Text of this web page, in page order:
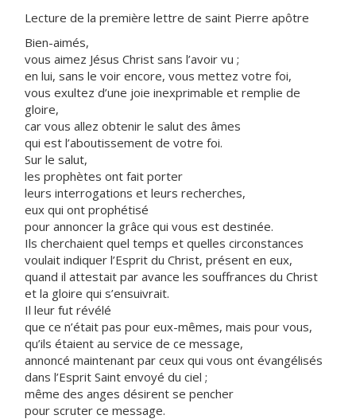
Lecture de la première lettre de saint Pierre apôtre
Bien-aimés,
vous aimez Jésus Christ sans l’avoir vu ;
en lui, sans le voir encore, vous mettez votre foi,
vous exultez d’une joie inexprimable et remplie de
gloire,
car vous allez obtenir le salut des âmes
qui est l’aboutissement de votre foi.
Sur le salut,
les prophètes ont fait porter
leurs interrogations et leurs recherches,
eux qui ont prophétisé
pour annoncer la grâce qui vous est destinée.
Ils cherchaient quel temps et quelles circonstances
voulait indiquer l’Esprit du Christ, présent en eux,
quand il attestait par avance les souffrances du Christ
et la gloire qui s’ensuivrait.
Il leur fut révélé
que ce n’était pas pour eux-mêmes, mais pour vous,
qu’ils étaient au service de ce message,
annoncé maintenant par ceux qui vous ont évangélisés
dans l’Esprit Saint envoyé du ciel ;
même des anges désirent se pencher
pour scruter ce message.